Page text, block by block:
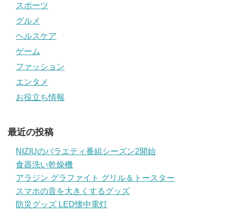
スポーツ
グルメ
ヘルスケア
ゲーム
ファッション
エンタメ
お役立ち情報
最近の投稿
NIZIUのバラエティ番組シーズン2開始
食器洗い乾燥機
アラジン グラファイト グリル＆トースター
スマホの音を大きくするグッズ
防災グッズ LED懐中電灯